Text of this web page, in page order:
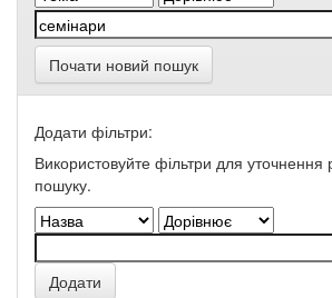
Почати новий пошук
Додати фільтри:
Використовуйте фільтри для уточнення
пошуку.